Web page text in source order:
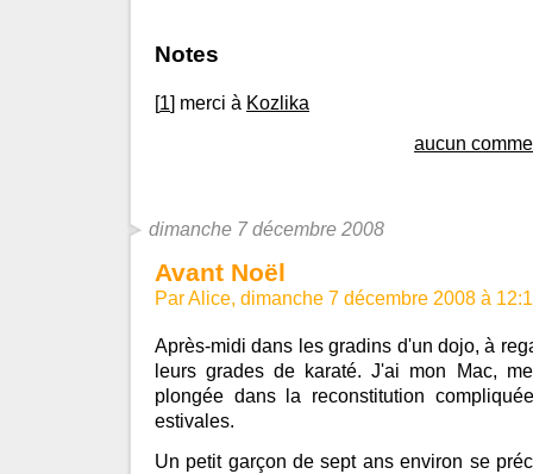
Notes
[1] merci à Kozlika
aucun
dimanche 7 décembre 2008
Avant Noël
Par Alice, dimanche 7 décembre 2008 à
Après-midi dans les gradins d'un dojo, à
leurs grades de karaté. J'ai mon Mac,
plongée dans la reconstitution
estivales.
Un petit garçon de sept ans environ se